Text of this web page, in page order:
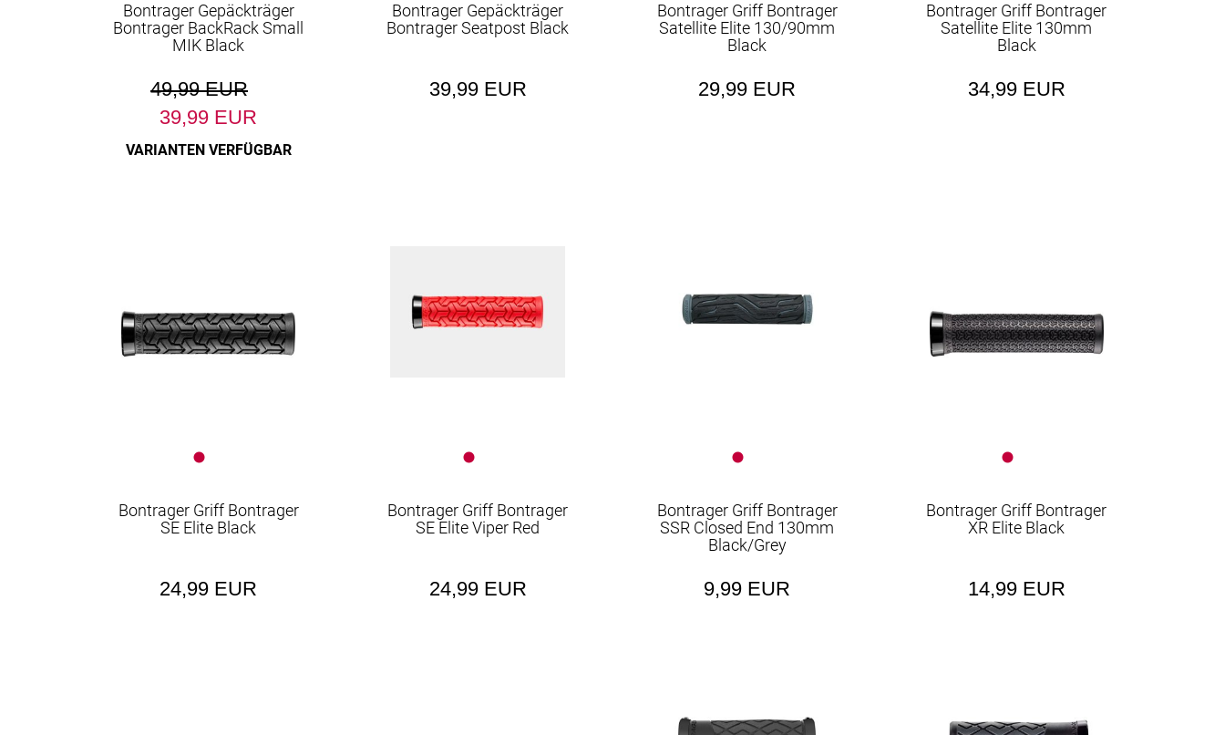
Bontrager Gepäckträger
Bontrager BackRack Small
MIK Black
49,99 EUR
39,99 EUR
VARIANTEN VERFÜGBAR
Bontrager Gepäckträger
Bontrager Seatpost Black
39,99 EUR
Bontrager Griff Bontrager
Satellite Elite 130/90mm
Black
29,99 EUR
Bontrager Griff Bontrager
Satellite Elite 130mm
Black
34,99 EUR
Bontrager Griff Bontrager
SE Elite Black
24,99 EUR
Bontrager Griff Bontrager
SE Elite Viper Red
24,99 EUR
Bontrager Griff Bontrager
SSR Closed End 130mm
Black/Grey
9,99 EUR
Bontrager Griff Bontrager
XR Elite Black
14,99 EUR